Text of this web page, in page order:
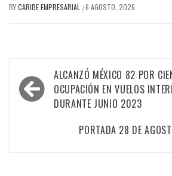
BYCARIBE EMPRESARIAL /6 AGOSTO, 2026
Navegación
de
entradas
ALCANZÓ MÉXICO 82 POR
OCUPACIÓN EN VUELOS
DURANTE JUNIO 2023
PORTADA 28 DE